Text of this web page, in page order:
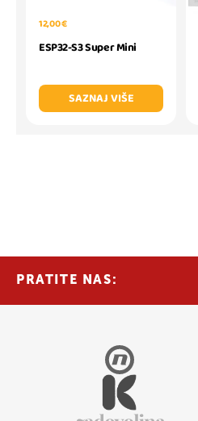
12,00 €
ESP32-S3 Super Mini
SAZNAJ VIŠE
PRATITE NAS: